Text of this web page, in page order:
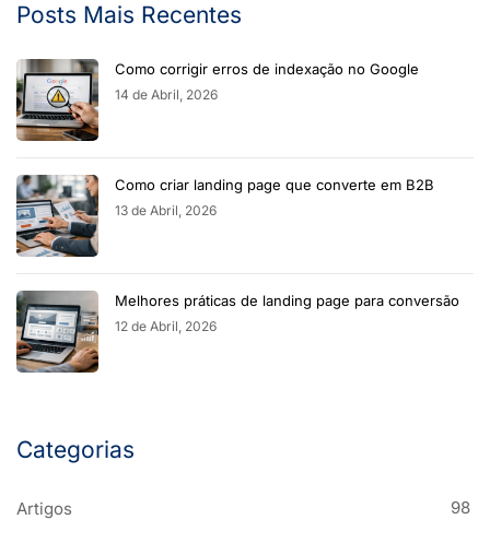
Posts Mais Recentes
Como corrigir erros de indexação no Google
14 de Abril, 2026
Como criar landing page que converte em B2B
13 de Abril, 2026
Melhores práticas de landing page para conversão
12 de Abril, 2026
Categorias
Artigos 98